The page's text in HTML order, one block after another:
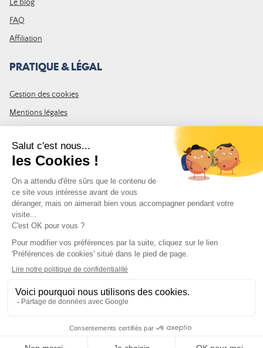
Le blog
FAQ
Affiliation
PRATIQUE & LÉGAL
Gestion des cookies
Mentions légales
Plan du site
REJOIGNEZ LA COMMUNAUTÉ
Inscrivez-vous à la newsletter Leurre de la pêche et recevez un code
de 10% de remise valable sur votre première commande.
SUIVEZ-NOUS
© Leurre de la Pêche 2026